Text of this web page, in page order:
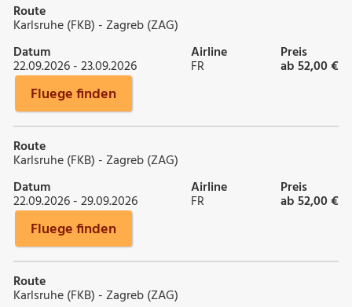
Route
Karlsruhe (FKB) - Zagreb (ZAG)
Datum
22.09.2026 - 23.09.2026
Airline
FR
Preis
ab 52,00 €
Fluege finden
Route
Karlsruhe (FKB) - Zagreb (ZAG)
Datum
22.09.2026 - 29.09.2026
Airline
FR
Preis
ab 52,00 €
Fluege finden
Route
Karlsruhe (FKB) - Zagreb (ZAG)